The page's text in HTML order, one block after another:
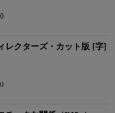
レクターズ・カット版 [字]